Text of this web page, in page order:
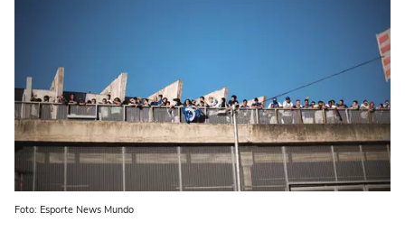
Foto: Esporte News Mundo